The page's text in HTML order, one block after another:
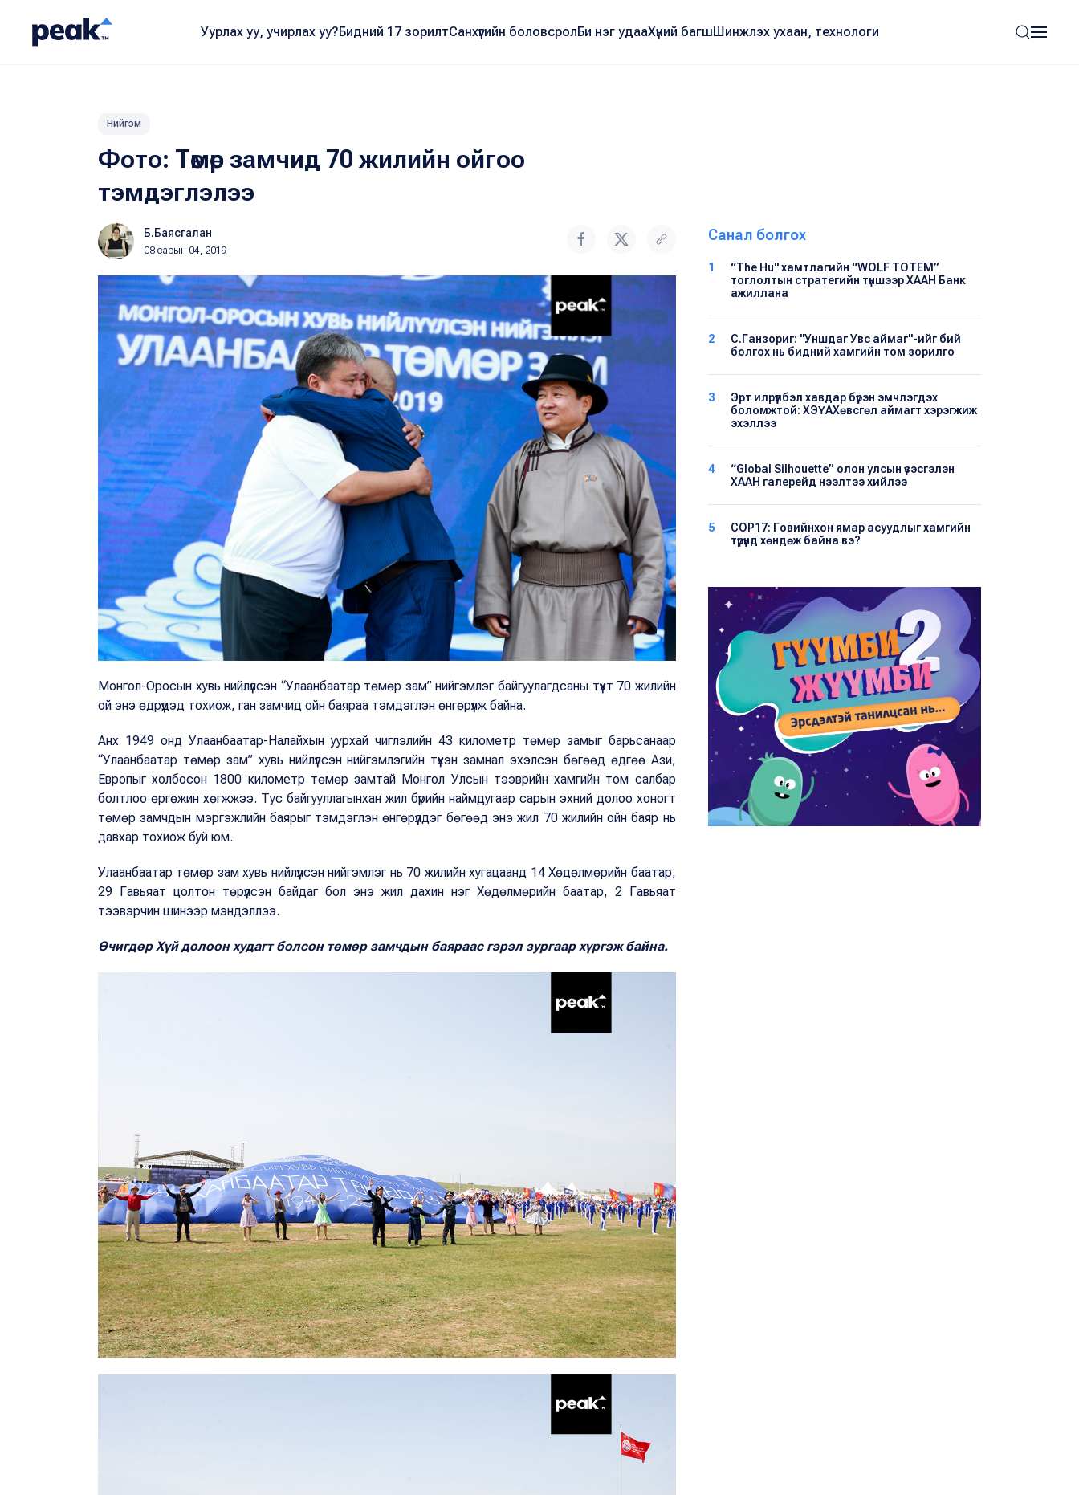
Уурлах уу, учирлах уу?Бидний 17 зорилтСанхүүгийн боловсролБи нэг удааХүний багшШинжлэх ухаан, технологи
Нийгэм
Фото: Төмөр замчид 70 жилийн ойгоо
тэмдэглэлээ
Б.Баясгалан
08 сарын 04, 2019
Монгол-Оросын хувь нийлүүлсэн “Улаанбаатар төмөр зам” нийгэмлэг байгуулагдсаны түүхт 70 жилийн
ой энэ өдрүүдэд тохиож, ган замчид ойн баяраа тэмдэглэн өнгөрүүлж байна.
Анх 1949 онд Улаанбаатар-Налайхын уурхай чиглэлийн 43 километр төмөр замыг барьсанаар
“Улаанбаатар төмөр зам” хувь нийлүүлсэн нийгэмлэгийн түүхэн замнал эхэлсэн бөгөөд өдгөө Ази,
Европыг холбосон 1800 километр төмөр замтай Монгол Улсын тээврийн хамгийн том салбар
болтлоо өргөжин хөгжжээ. Тус байгууллагынхан жил бүрийн наймдугаар сарын эхний долоо хоногт
төмөр замчдын мэргэжлийн баярыг тэмдэглэн өнгөрүүлдэг бөгөөд энэ жил 70 жилийн ойн баяр нь
давхар тохиож буй юм.
Улаанбаатар төмөр зам хувь нийлүүлсэн нийгэмлэг нь 70 жилийн хугацаанд 14 Хөдөлмөрийн баатар,
29 Гавьяат цолтон төрүүлсэн байдаг бол энэ жил дахин нэг Хөдөлмөрийн баатар, 2 Гавьяат
тээвэрчин шинээр мэндэллээ.
Өчигдөр Хүй долоон худагт болсон төмөр замчдын баяраас гэрэл зургаар хүргэж байна.
Санал болгох
1
“The Hu" хамтлагийн “WOLF TOTEM”
тоглолтын стратегийн түншээр ХААН Банк
ажиллана
2
С.Ганзориг: "Уншдаг Увс аймаг"-ийг бий
болгох нь бидний хамгийн том зорилго
3
Эрт илрүүлбэл хавдар бүрэн эмчлэгдэх
боломжтой: ХЭҮА​Хөвсгөл аймагт хэрэгжиж
эхэллээ
4
“Global Silhouette” олон улсын үзэсгэлэн
ХААН галерейд нээлтээ хийлээ
5
COP17: Говийнхон ямар асуудлыг хамгийн
түрүүнд хөндөж байна вэ?